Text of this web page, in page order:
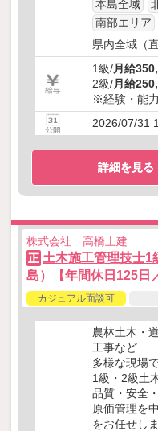
本島全域
南部エリア
県内全域（
1級/月給
2級/月給
※経験・能
2026/07/31
詳細を見る
株式会社 高橋土建
正 土木施工管理技士1
島）【年間休日125日
カジュアル面談可
農林土木・
工事など
多様な現場
1級・2級土
品質・安全・
原価管理を
をお任せしま